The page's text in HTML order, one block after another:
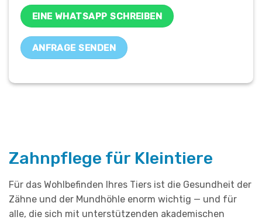
EINE WHATSAPP SCHREIBEN
ANFRAGE SENDEN
Zahnpflege für Kleintiere
Für das Wohlbefinden Ihres Tiers ist die Gesundheit der
Zähne und der Mundhöhle enorm wichtig — und für
alle, die sich mit unterstützenden akademischen